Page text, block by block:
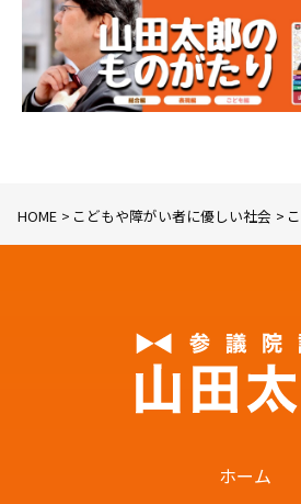
HOME こどもや障がい者に優しい社会
ホーム